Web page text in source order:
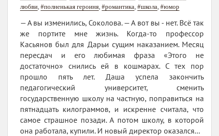
любви #полненькая героиня #романтика #школа #юмор
— А вы изменились, Соколова. — А вот вы - нет. Всё так
же портите мне жизнь. Когда-то профессор
Касьянов был для Дарьи сущим наказанием. Месяц
пересдач и его любимая фраза «Этого не
достаточно» снились ей в кошмарах. С тех пор
прошло пять лет. Даша успела закончить
педагогический университет, сменить
государственную школу на частную, поправиться на
пятнадцать килограммов, и искренне считала, что
самое страшное позади. А потом школу, в которой
она работала, купили. И новый директор оказался...